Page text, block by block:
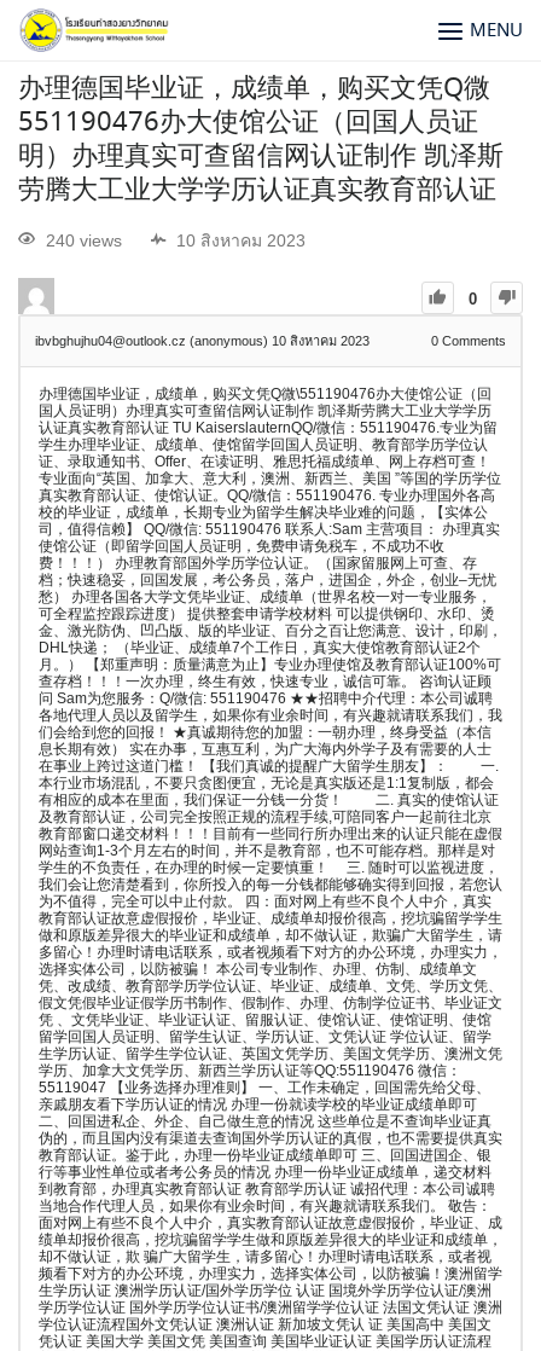
MENU
办理德国毕业证，成绩单，购买文凭Q微
551190476办大使馆公证（回国人员证
明）办理真实可查留信网认证制作 凯泽斯
劳腾大工业大学学历认证真实教育部认证
240 views 10 สิงหาคม 2023
0
ibvbghujhu04@outlook.cz (anonymous) 10 สิงหาคม 2023 0 Comments
办理德国毕业证，成绩单，购买文凭Q微\551190476办大使馆公证（回
国人员证明）办理真实可查留信网认证制作 凯泽斯劳腾大工业大学学历
认证真实教育部认证 TU KaiserslauternQQ/微信：551190476.专业为留
学生办理毕业证、成绩单、使馆留学回国人员证明、教育部学历学位认
证、录取通知书、Offer、在读证明、雅思托福成绩单、网上存档可查！
专业面向“英国、加拿大、意大利，澳洲、新西兰、美国 ”等国的学历学位
真实教育部认证、使馆认证。QQ/微信：551190476. 专业办理国外各高
校的毕业证，成绩单，长期专业为留学生解决毕业难的问题，【实体公
司，值得信赖】 QQ/微信: 551190476 联系人:Sam 主营项目： 办理真实
使馆公证（即留学回国人员证明，免费申请免税车，不成功不收
费！！！） 办理教育部国外学历学位认证。（国家留服网上可查、存
档；快速稳妥，回国发展，考公务员，落户，进国企，外企，创业–无忧
愁） 办理各国各大学文凭毕业证、成绩单（世界名校一对一专业服务，
可全程监控跟踪进度） 提供整套申请学校材料 可以提供钢印、水印、烫
金、激光防伪、凹凸版、版的毕业证、百分之百让您满意、设计，印刷，
DHL快递； （毕业证、成绩单7个工作日，真实大使馆教育部认证2个
月。） 【郑重声明：质量满意为止】专业办理使馆及教育部认证100%可
查存档！！！一次办理，终生有效，快速专业，诚信可靠。 咨询认证顾
问 Sam为您服务：Q/微信: 551190476 ★★招聘中介代理：本公司诚聘
各地代理人员以及留学生，如果你有业余时间，有兴趣就请联系我们，我
们会给到您的回报！ ★真诚期待您的加盟：一朝办理，终身受益（本信
息长期有效） 实在办事，互惠互利，为广大海内外学子及有需要的人士
在事业上跨过这道门槛！ 【我们真诚的提醒广大留学生朋友】： 一.
本行业市场混乱，不要只贪图便宜，无论是真实版还是1:1复制版，都会
有相应的成本在里面，我们保证一分钱一分货！ 二. 真实的使馆认证
及教育部认证，公司完全按照正规的流程手续,可陪同客户一起前往北京
教育部窗口递交材料！！！目前有一些同行所办理出来的认证只能在虚假
网站查询1-3个月左右的时间，并不是教育部，也不可能存档。那样是对
学生的不负责任，在办理的时候一定要慎重！ 三. 随时可以监视进度，
我们会让您清楚看到，你所投入的每一分钱都能够确实得到回报，若您认
为不值得，完全可以中止付款。 四：面对网上有些不良个人中介，真实
教育部认证故意虚假报价，毕业证、成绩单却报价很高，挖坑骗留学学生
做和原版差异很大的毕业证和成绩单，却不做认证，欺骗广大留学生，请
多留心！办理时请电话联系，或者视频看下对方的办公环境，办理实力，
选择实体公司，以防被骗！ 本公司专业制作、办理、仿制、成绩单文
凭、改成绩、教育部学历学位认证、毕业证、成绩单、文凭、学历文凭、
假文凭假毕业证假学历书制作、假制作、办理、仿制学位证书、毕业证文
凭 、文凭毕业证、毕业证认证、留服认证、使馆认证、使馆证明、使馆
留学回国人员证明、留学生认证、学历认证、文凭认证 学位认证、留学
生学历认证、留学生学位认证、英国文凭学历、美国文凭学历、澳洲文凭
学历、加拿大文凭学历、新西兰学历认证等QQ:551190476 微信：
55119047 【业务选择办理准则】 一、工作未确定，回国需先给父母、
亲戚朋友看下学历认证的情况 办理一份就读学校的毕业证成绩单即可
二、回国进私企、外企、自己做生意的情况 这些单位是不查询毕业证真
伪的，而且国内没有渠道去查询国外学历认证的真假，也不需要提供真实
教育部认证。鉴于此，办理一份毕业证成绩单即可 三、回国进国企、银
行等事业性单位或者考公务员的情况 办理一份毕业证成绩单，递交材料
到教育部，办理真实教育部认证 教育部学历认证 诚招代理：本公司诚聘
当地合作代理人员，如果你有业余时间，有兴趣就请联系我们。 敬告：
面对网上有些不良个人中介，真实教育部认证故意虚假报价，毕业证、成
绩单却报价很高，挖坑骗留学学生做和原版差异很大的毕业证和成绩单，
却不做认证，欺 骗广大留学生，请多留心！办理时请电话联系，或者视
频看下对方的办公环境，办理实力，选择实体公司，以防被骗！澳洲留学
生学历认证 澳洲学历认证/国外学历学位 认证 国境外学历学位认证/澳洲
学历学位认证 国外学历学位认证书/澳洲留学学位认证 法国文凭认证 澳洲
学位认证流程国外文凭认证 澳洲认证 新加坡文凭认 证 美国高中 美国文
凭认证 美国大学 美国文凭 美国查询 美国毕业证认证 美国学历认证流程